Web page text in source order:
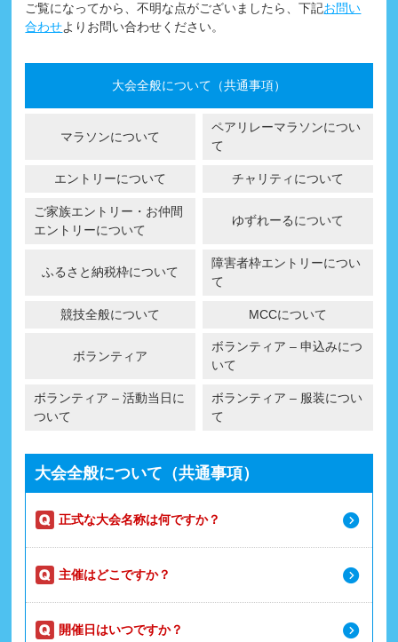
どんな大会？
ボランティア
コースマップ・アクセス・交通規制
コースマップ・アクセス
ご覧になってから、不明な点がございましたら、下記お問い
合わせよりお問い合わせください。
大会全般について（共通事項）
マラソンについて
ペアリレーマラソンについ
て
エントリーについて チャリティについて
ご家族エントリー・お仲間
エントリーについて
ゆずれーるについて
ふるさと納税枠について
障害者枠エントリーについ
て
競技全般について MCCについて
ボランティア
ボランティア – 申込みにつ
いて
ボランティア – 活動当日に
ついて
ボランティア – 服装につい
て
大会全般について（共通事項）
正式な大会名称は何ですか？
主催はどこですか？
開催日はいつですか？